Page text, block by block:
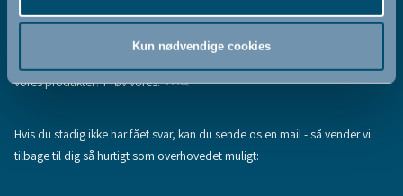
Kun nødvendige cookies
Fandt du ikke den information, du søgte, eller har du flere spørgsmål til
vores produkter? Prøv vores:FAQ
Hvis du stadig ikke har fået svar, kan du sende os en mail - så vender vi
tilbage til dig så hurtigt som overhovedet muligt: